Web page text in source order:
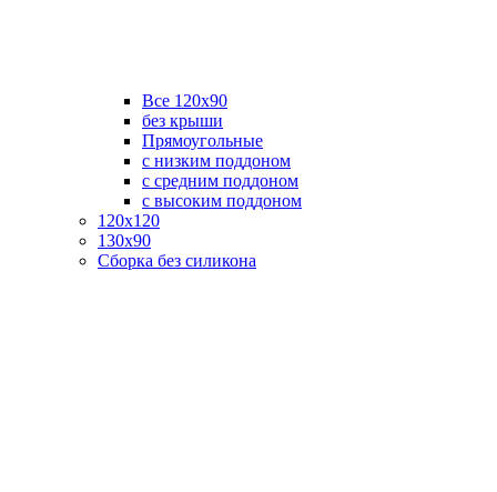
Все 120х90
без крыши
Прямоугольные
с низким поддоном
с средним поддоном
с высоким поддоном
120х120
130х90
Сборка без силикона